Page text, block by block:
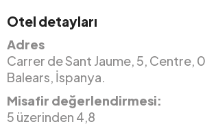
Otel detayları
Adres
Carrer de Sant Jaume, 5, Centre,
Balears, İspanya.
Misafir değerlendirmesi:
5 üzerinden 4,8